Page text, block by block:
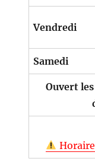
Vendredi
Samedi
Ouvert